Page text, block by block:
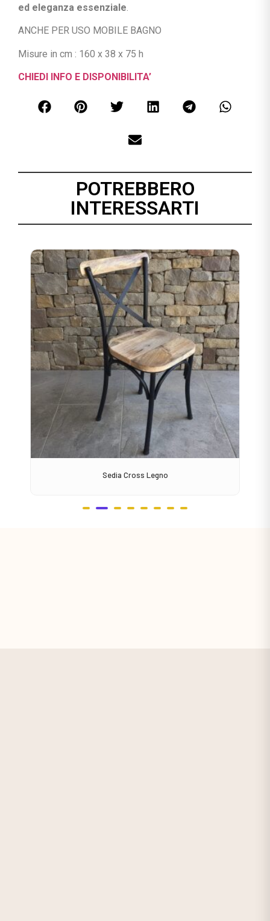
ed eleganza essenziale.
ANCHE PER USO MOBILE BAGNO
Misure in cm : 160 x 38 x 75 h
CHIEDI INFO E DISPONIBILITA’
POTREBBERO
INTERESSARTI
Sedia Cross Legno